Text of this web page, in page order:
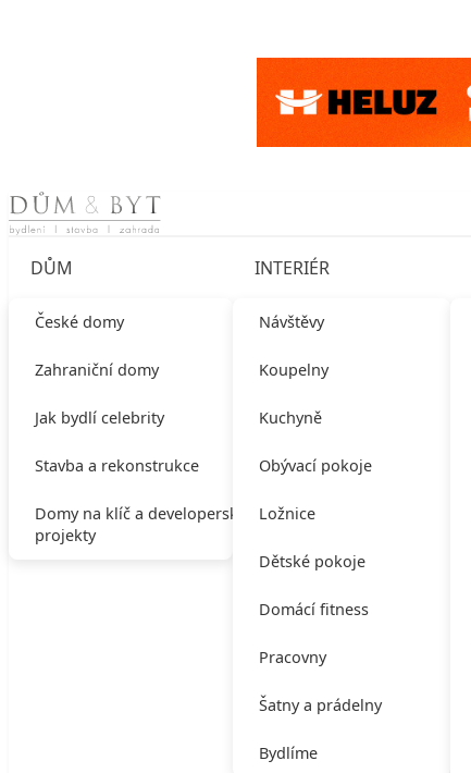
Skip to content
DŮM
České domy
Zahraniční domy
Jak bydlí celebrity
Stavba a rekonstrukce
Domy na klíč a developerské
projekty
INTERIÉR
Návštěvy
Koupelny
Kuchyně
Obývací pokoje
Ložnice
Dětské pokoje
Domácí fitness
Pracovny
Šatny a prádelny
Bydlíme